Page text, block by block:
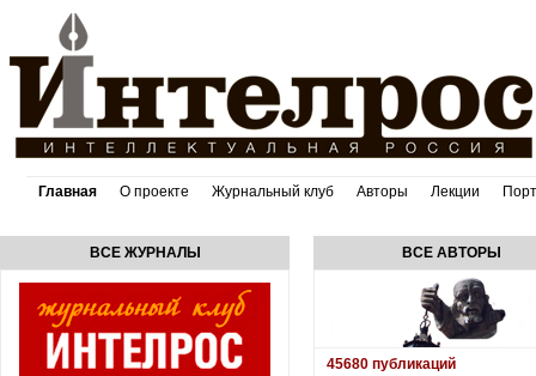
Главная О проекте Журнальный клуб Авторы Лекции
ВСЕ ЖУРНАЛЫ ВСЕ АВТОРЫ
45680 публикаций